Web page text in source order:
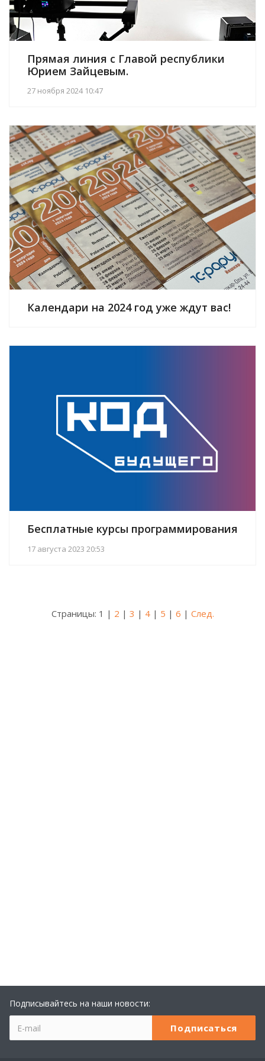
Прямая линия с Главой республики
Юрием Зайцевым.
27 ноября 2024 10:47
Календари на 2024 год уже ждут вас!
Бесплатные курсы программирования
17 августа 2023 20:53
Страницы: 1 | 2 | 3 | 4 | 5 | 6 | След.
Подписывайтесь на наши новости: